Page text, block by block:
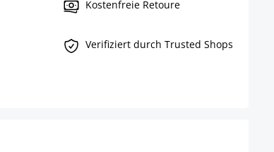
Kostenfreie Retoure
Verifiziert durch Trusted Shops